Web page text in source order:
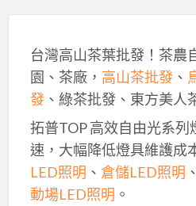
台灣高山茶葉批發！茶農
園、茶廠， 高山茶批發、
發、綠茶批發、東方美人
拓普TOP 高效自由光系
速，大幅降低燈具維護成
LED照明 、 倉儲LED照明
動場LED照明 。